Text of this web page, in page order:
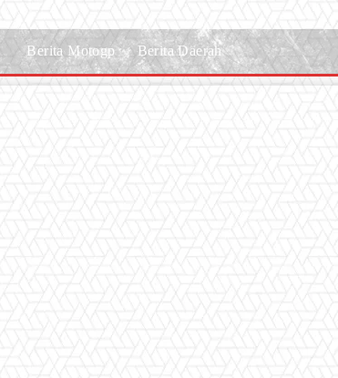
Berita Motogp Berita Daerah